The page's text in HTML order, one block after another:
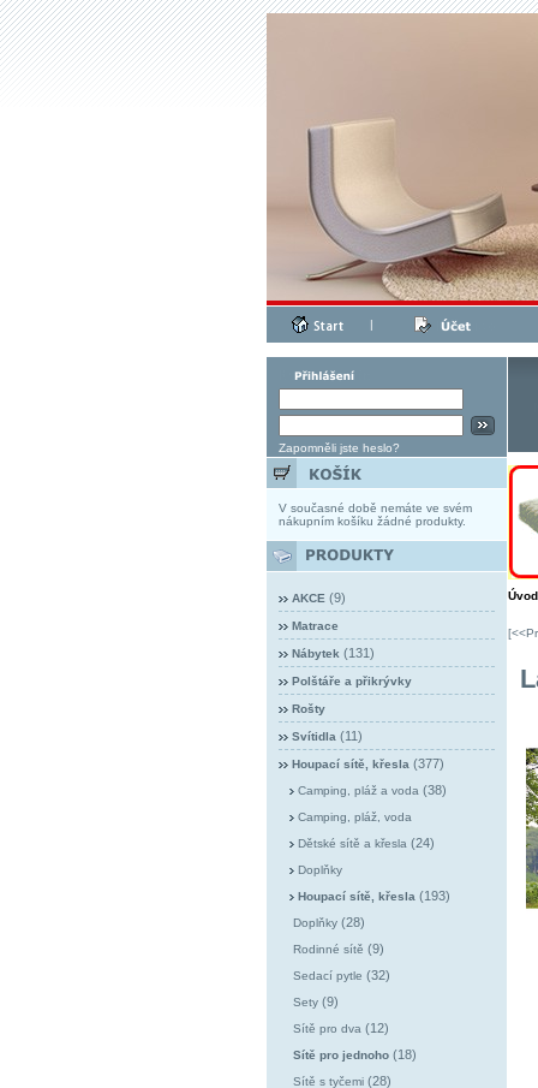
|
Zapomněli jste heslo?
V současné době nemáte ve svém
nákupním košíku žádné produkty.
AKCE (9)
Matrace
Nábytek (131)
Polštáře a přikrývky
Rošty
Svítidla (11)
Houpací sítě, křesla (377)
Camping, pláž a voda (38)
Camping, pláž, voda
Dětské sítě a křesla (24)
Doplňky
Houpací sítě, křesla (193)
Doplňky(28)
Rodinné sítě (9)
Sedací pytle (32)
Sety(9)
Sítě pro dva (12)
Sítě pro jednoho(18)
Sítě s tyčemi(28)
Úvod